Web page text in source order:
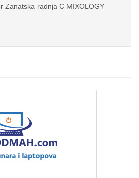
Zanatska radnja C MIXOLOGY